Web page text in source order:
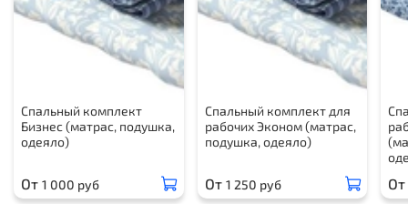
Спальный комплект
Бизнес (матрас, подушка,
одеяло)
От 1 000 руб
Спальный комплект для
рабочих Эконом (матрас,
подушка, одеяло)
От 1 250 руб От